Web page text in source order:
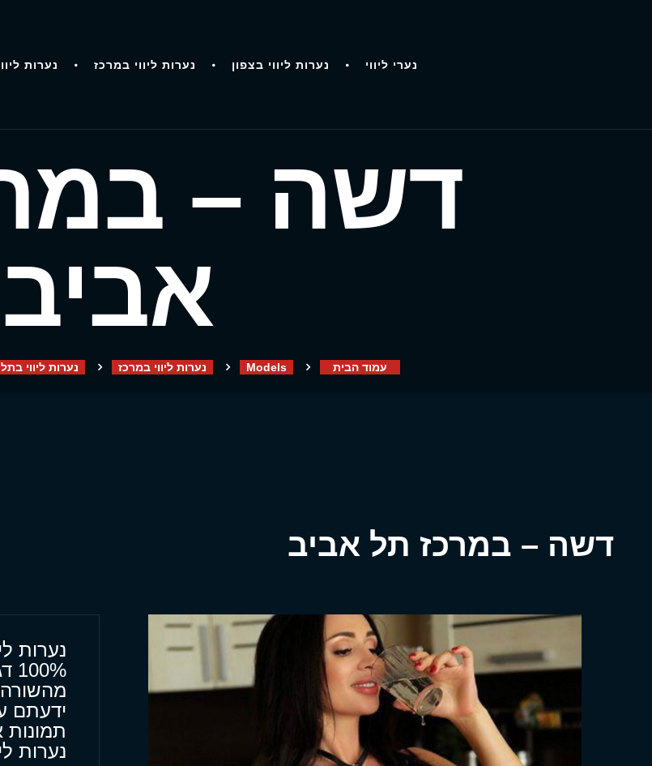
נערות נערות ליווי במרכז נערות ליווי בצפון נערי ליווי
דשה –
אביב
עמוד הבית Models נערות ליווי במרכז נערות ליווי
דשה – במרכז תל אביב
נערות
100% דגמים חדשים מעסים דוגמניות אירופאיות
ידעתם
תמונות
נערות